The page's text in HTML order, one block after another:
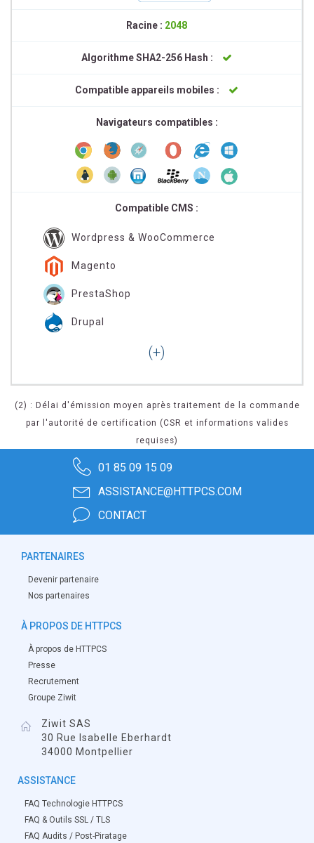
Racine : 2048
Algorithme SHA2-256 Hash :
Compatible appareils mobiles :
Navigateurs compatibles :
Compatible CMS :
Wordpress & WooCommerce
Magento
PrestaShop
Drupal
(2) : Délai d'émission moyen après traitement de la commande
par l'autorité de certification (CSR et informations valides
requises)
01 85 09 15 09
ASSISTANCE@HTTPCS.COM
CONTACT
PARTENAIRES
Devenir partenaire
Nos partenaires
À PROPOS DE HTTPCS
À propos de HTTPCS
Presse
Recrutement
Groupe Ziwit
Ziwit SAS
30 Rue Isabelle Eberhardt
34000 Montpellier
ASSISTANCE
FAQ Technologie HTTPCS
FAQ & Outils SSL / TLS
FAQ Audits / Post-Piratage